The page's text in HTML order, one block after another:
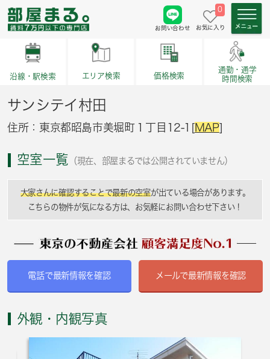
お問い合わせ
0
お気に入り
沿線・駅検索 エリア検索 価格検索
通勤・通学
時間検索
サンシテイ村田
住所：東京都昭島市美堀町１丁目12-1[MAP]
空室一覧 （現在、部屋まるでは公開されていません）
大家さんに確認することで最新の空室が出ている場合があります。
こちらの物件が気になる方は、お気軽にお問い合わせ下さい！
電話で最新情報を確認 メールで最新情報を確認
外観・内観写真